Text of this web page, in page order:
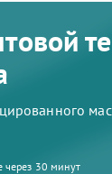
через 30 минут